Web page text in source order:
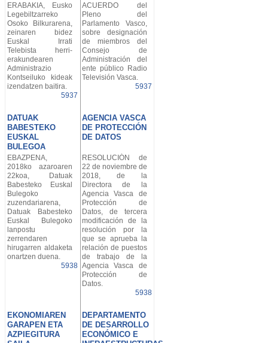
ERABAKIA, Eusko
Legebiltzarreko
Osoko Bilkurarena,
zeinaren bidez
Euskal Irrati
Telebista herri-
erakundearen
Administrazio
Kontseiluko kideak
izendatzen baitira.
5937
ACUERDO del
Pleno del
Parlamento Vasco,
sobre designación
de miembros del
Consejo de
Administración del
ente público Radio
Televisión Vasca.
5937
DATUAK
BABESTEKO
EUSKAL
BULEGOA
AGENCIA VASCA
DE PROTECCIÓN
DE DATOS
EBAZPENA,
2018ko azaroaren
22koa, Datuak
Babesteko Euskal
Bulegoko
zuzendariarena,
Datuak Babesteko
Euskal Bulegoko
lanpostu
zerrendaren
hirugarren aldaketa
onartzen duena.
5938
RESOLUCIÓN de
22 de noviembre de
2018, de la
Directora de la
Agencia Vasca de
Protección de
Datos, de tercera
modificación de la
resolución por la
que se aprueba la
relación de puestos
de trabajo de la
Agencia Vasca de
Protección de
Datos.
5938
EKONOMIAREN
GARAPEN ETA
AZPIEGITURA
DEPARTAMENTO
DE DESARROLLO
ECONÓMICO E